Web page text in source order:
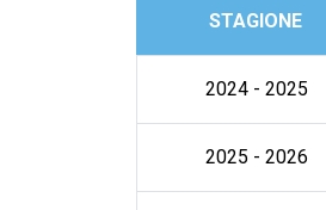
STAGIONE
2024 - 2025
2025 - 2026